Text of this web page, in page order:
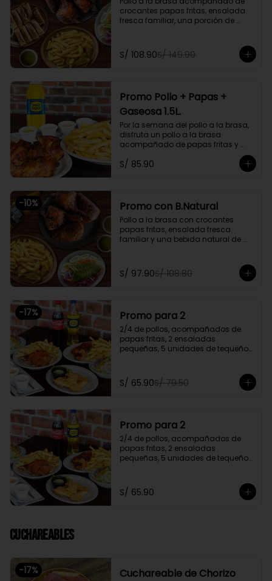
crocantes papas fritas, ensalada
fresca familiar, una porción de
Promoción exclusiva para llevar o
S/ 108.90S/ 149.90
Promo Pollo + Papas +
Gaseosa 1.5L.
Por la semana del pollo a la brasa,
disfruta un pollo a la brasa
acompañado de papas fritas y
Promoción exclusiva para llevar o
S/ 85.90
-10% Promo con B.Natural
Pollo a la brasa con crocantes
papas fritas, ensalada fresca
familiar y una bebida natural de
Promoción exclusiva para llevar o
delivery
S/ 97.90S/ 108.80
-17% Promo para 2
2/4 de pollos, acompañados de
papas fritas, 2 ensaladas
pequeñas, 5 unidades de tequeños
Promoción exclusiva para llevar o
delivery
S/ 65.90S/ 79.50
Promo para 2
2/4 de pollos, acompañados de
papas fritas, 2 ensaladas
pequeñas, 5 unidades de tequeños
Promoción exclusiva para llevar o
delivery
S/ 65.90
Cuchareables
-17% Cuchareable de Chorizo